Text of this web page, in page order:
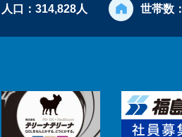
人口： 314,828人 世帯数：